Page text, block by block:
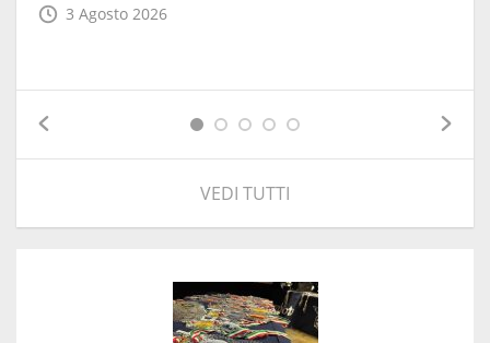
3 Agosto 2026
VEDI TUTTI